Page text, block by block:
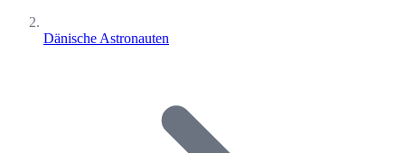
Dänische Astronauten